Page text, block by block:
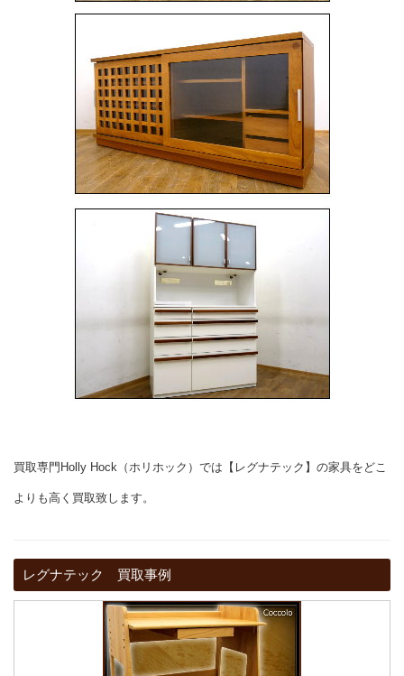
買取専門Holly Hock（ホリホック）では【レグナテック】の家具をどこ
よりも高く買取致します。
レグナテック 買取事例